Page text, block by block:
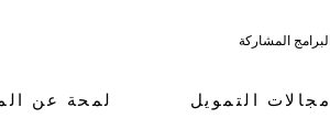
البرامج المشاركة
لمحة عن مجالات التمويل